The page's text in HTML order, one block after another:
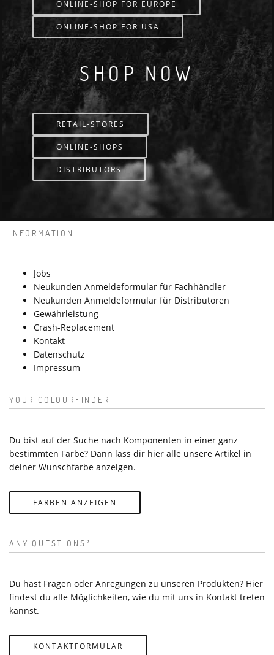
ONLINE-SHOP FOR EUROPE
ONLINE-SHOP FOR USA
SHOP NOW
RETAIL-STORES
ONLINE-SHOPS
DISTRIBUTORS
INFORMATION
Jobs
Neukunden Anmeldeformular für Fachhändler
Neukunden Anmeldeformular für Distributoren
Gewährleistung
Crash-Replacement
Kontakt
Datenschutz
Impressum
YOUR COLOURFINDER
Du bist auf der Suche nach Komponenten in einer ganz
bestimmten Farbe? Dann lass dir hier alle unsere Artikel in
deiner Wunschfarbe anzeigen.
FARBEN ANZEIGEN
ANY QUESTIONS?
Du hast Fragen oder Anregungen zu unseren Produkten? Hier
findest du alle Möglichkeiten, wie du mit uns in Kontakt treten
kannst.
KONTAKTFORMULAR